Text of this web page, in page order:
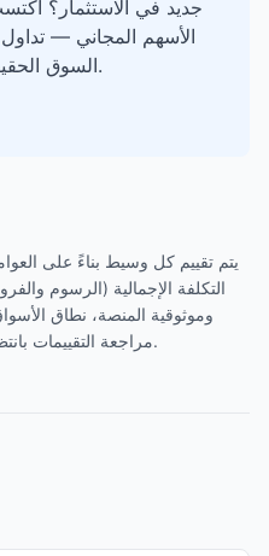
جديد في الاستثمار؟
الأسهم المجاني —
السوق الحقيقية قبل المخاطرة بأي سنت.
يتم تقييم كل وسيط بناءً على
التكلفة الإجمالية (الرسوم
وموثوقية المنصة، نطاق
مراجعة التقييمات بانتظام وتحديثها مع تغير عروض الوسطاء.